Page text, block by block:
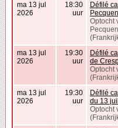
ma 13 jul
2026
18:30
uur
Défilé
Optocht
ma 13 jul
2026
19:30
uur
Défilé
de
Optocht
ma 13 jul
2026
19:30
uur
Défilé
du 13
Optocht